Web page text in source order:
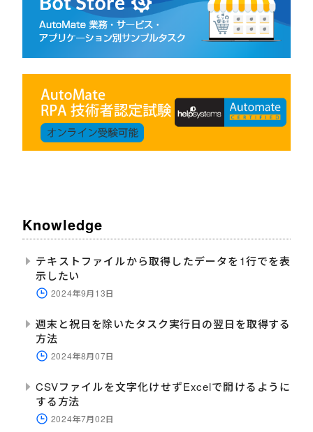
Knowledge
テキストファイルから取得したデータを1行でを表
示したい
2024年9月13日
週末と祝日を除いたタスク実行日の翌日を取得する
方法
2024年8月07日
CSVファイルを文字化けせずExcelで開けるように
する方法
2024年7月02日